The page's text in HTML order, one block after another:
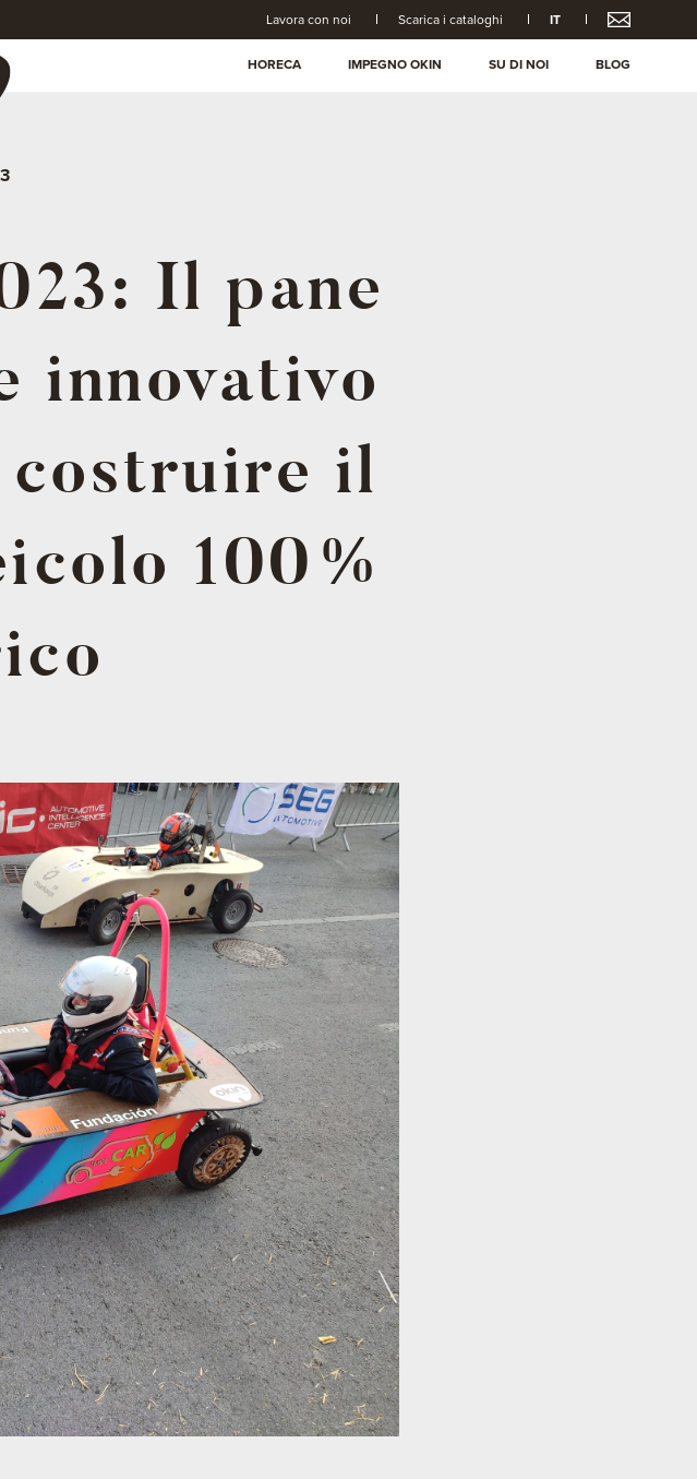
Lavora con noi Scarica i cataloghi IT
HORECA IMPEGNO OKIN SU DI NOI BLOG
Il pane
innovativo
il
100%